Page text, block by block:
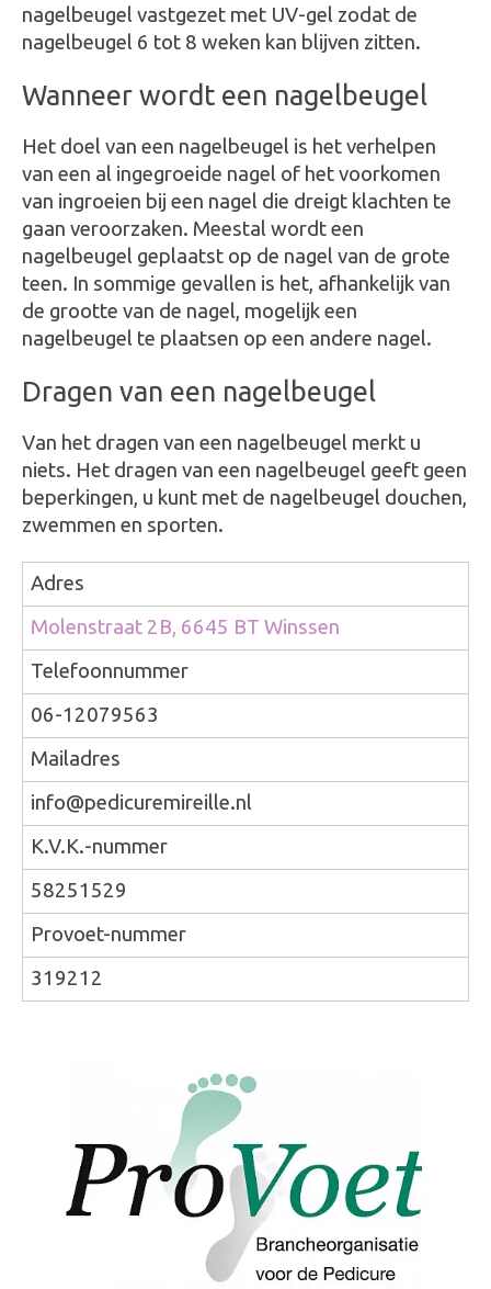
nagelbeugel vastgezet met UV-gel zodat de
nagelbeugel 6 tot 8 weken kan blijven zitten.
Wanneer wordt een nagelbeugel
Het doel van een nagelbeugel is het verhelpen
van een al ingegroeide nagel of het voorkomen
van ingroeien bij een nagel die dreigt klachten te
gaan veroorzaken. Meestal wordt een
nagelbeugel geplaatst op de nagel van de grote
teen. In sommige gevallen is het, afhankelijk van
de grootte van de nagel, mogelijk een
nagelbeugel te plaatsen op een andere nagel.
Dragen van een nagelbeugel
Van het dragen van een nagelbeugel merkt u
niets. Het dragen van een nagelbeugel geeft geen
beperkingen, u kunt met de nagelbeugel douchen,
zwemmen en sporten.
Adres
Molenstraat 2B, 6645 BT Winssen
Telefoonnummer
06-12079563
Mailadres
info@pedicuremireille.nl
K.V.K.-nummer
58251529
Provoet-nummer
319212